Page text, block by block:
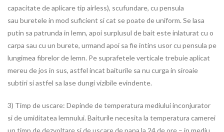
capacitate de aplicare tip airless), scufundare, cu pensula
sau buretele in mod suficient si cat se poate de uniform. Se lasa
putin sa patrunda in lemn, apoi surplusul de bait este inlaturat cu o
carpa sau cu un burete, urmand apoi sa fie intins usor cu pensula pe
lungimea fibrelor de lemn. Pe suprafetele verticale trebuie aplicat
mereu de jos in sus, astfel incat baiturile sa nu curga in siroaie
subtiri si astfel sa lase dungi vizibile evindente.
3) Timp de uscare: Depinde de temperatura mediului inconjurator
si de umiditatea lemnului. Baiturile necesita la temperatura camerei
un timp de dezvoltare si de uscare de pana la 24 de ore – in mediu